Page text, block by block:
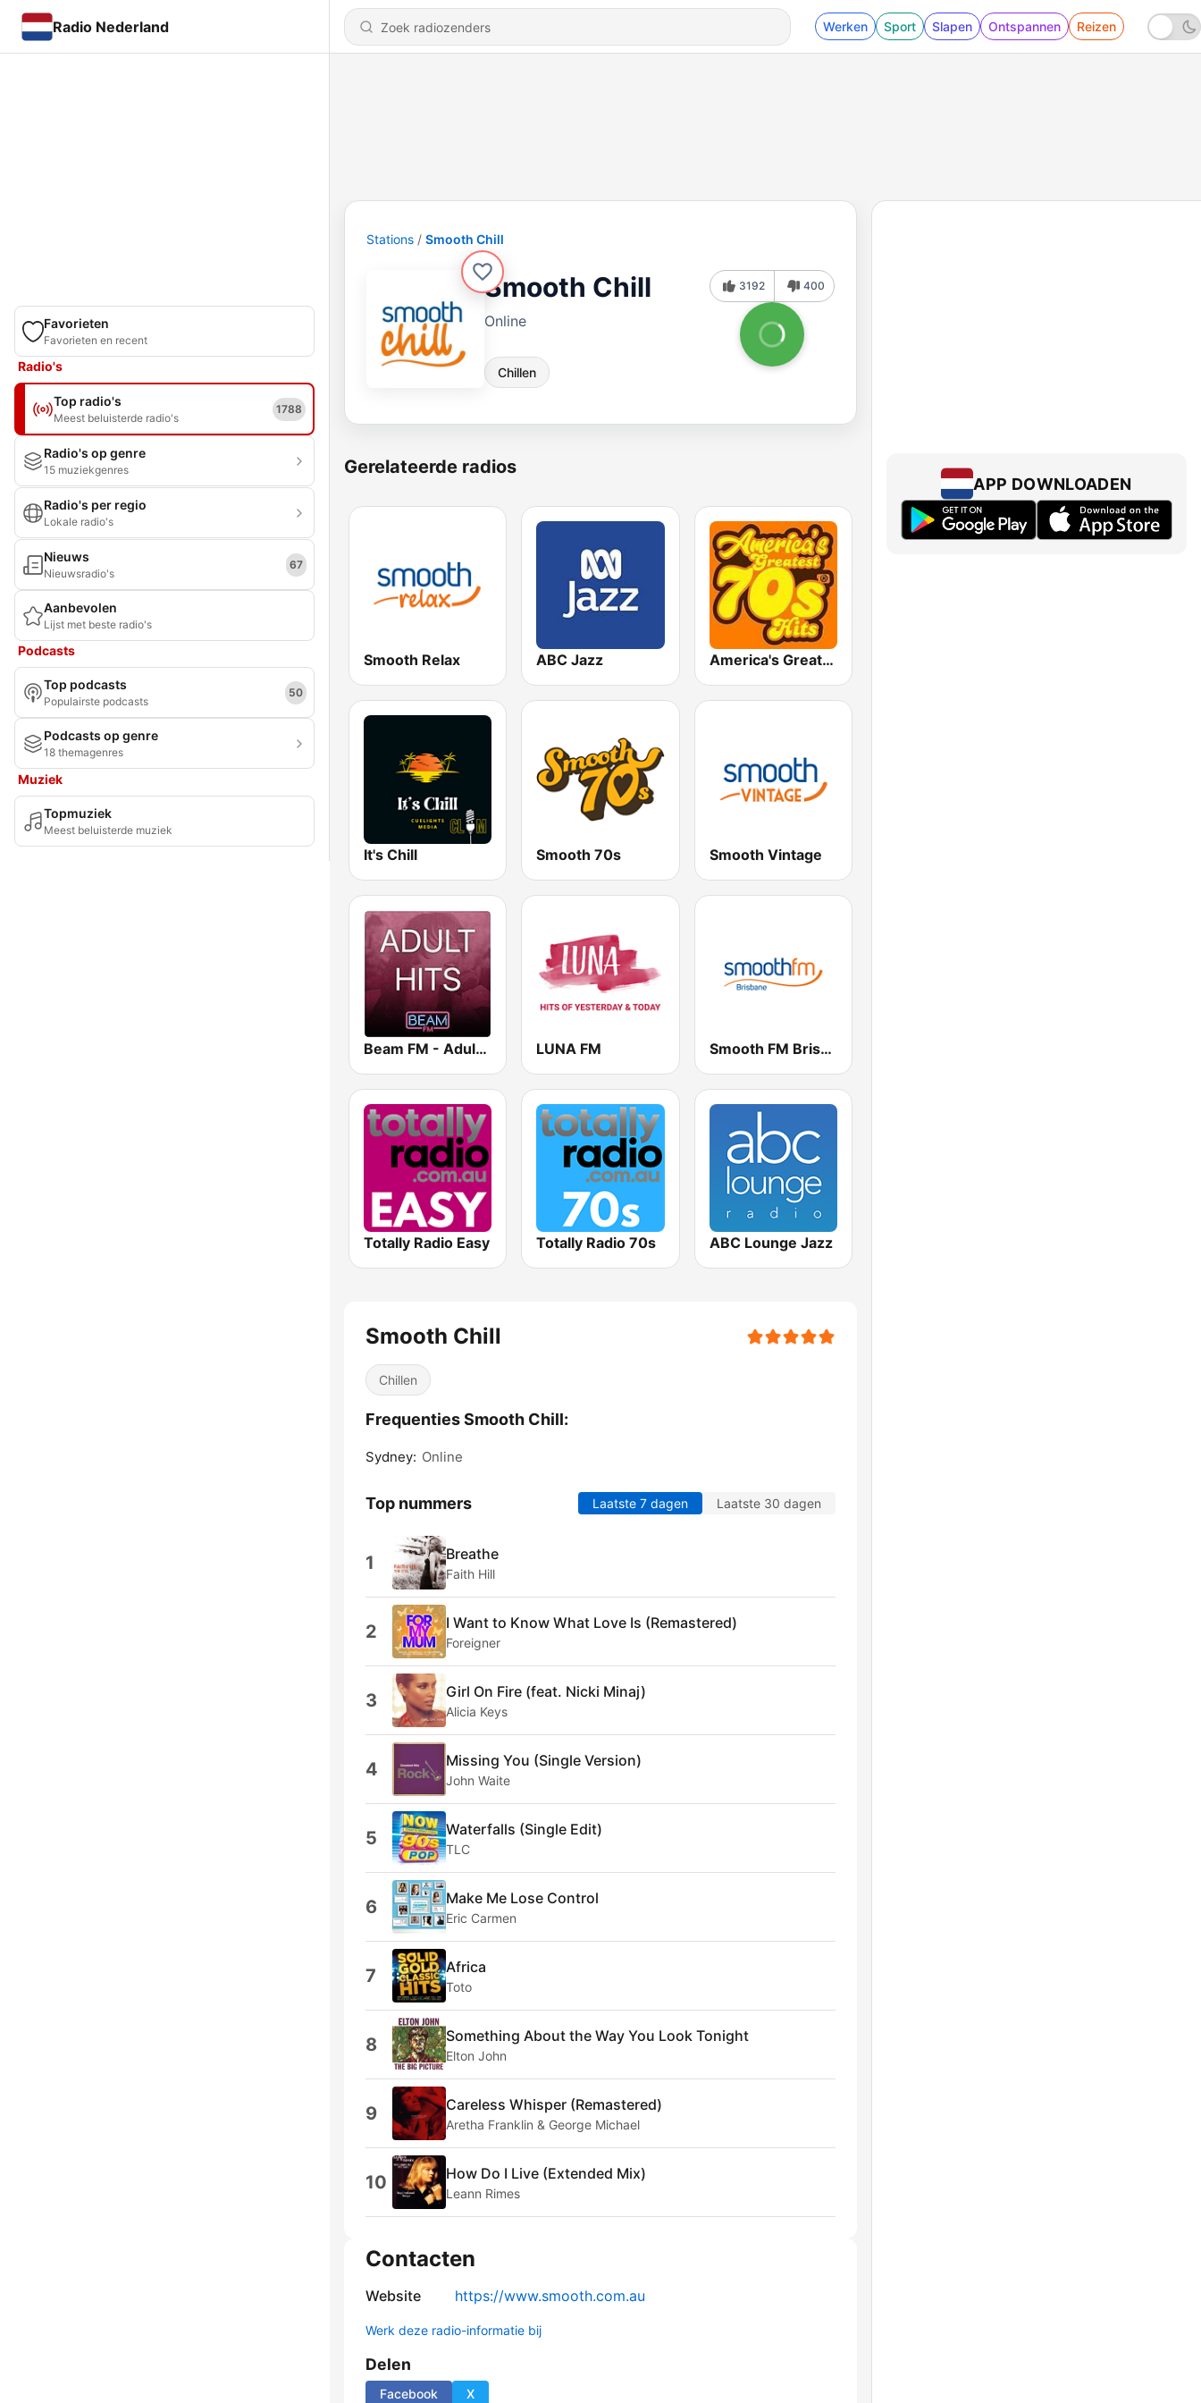
Radio Nederland Werken Sport Slapen Ontspannen Reizen
Favorieten
Favorieten en recent
Radio's
Top radio's
Meest beluisterde radio's
1788
Radio's op genre
15 muziekgenres
Radio's per regio
Lokale radio's
Nieuws
Nieuwsradio's
67
Aanbevolen
Lijst met beste radio's
Podcasts
Top podcasts
Populairste podcasts
50
Podcasts op genre
18 themagenres
Muziek
Topmuziek
Meest beluisterde muziek
Stations Smooth Chill
Smooth Chill
Online
Chillen
3192 400
Gerelateerde radios
Smooth Relax ABC Jazz America's Greatest 70s Hits
It's Chill Smooth 70s Smooth Vintage
Beam FM - Adult Hits LUNA FM Smooth FM Brisbane
Totally Radio Easy Totally Radio 70s ABC Lounge Jazz
Smooth Chill
Chillen
Frequenties Smooth Chill:
Sydney: Online
Top nummers Laatste 7 dagen Laatste 30 dagen
1 Breathe
Faith Hill
2 I Want to Know What Love Is (Remastered)
Foreigner
3 Girl On Fire (feat. Nicki Minaj)
Alicia Keys
4 Missing You (Single Version)
John Waite
5 Waterfalls (Single Edit)
TLC
6 Make Me Lose Control
Eric Carmen
7 Africa
Toto
8 Something About the Way You Look Tonight
Elton John
9 Careless Whisper (Remastered)
Aretha Franklin & George Michael
10 How Do I Live (Extended Mix)
Leann Rimes
Contacten
Website https://www.smooth.com.au
Werk deze radio-informatie bij
Delen
Facebook X
APP DOWNLOADEN